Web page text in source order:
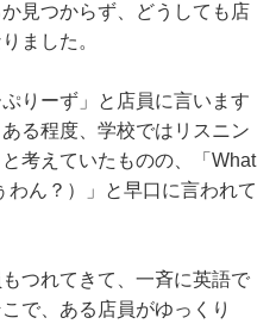
見つからず、どうしても店
ました。
りーず」と店員に言います
る程度、学校ではリスニン
考えていたものの、「What
ん？）」と早口に言われて
つれてきて、一斉に英語で
で、ある店員がゆっくり